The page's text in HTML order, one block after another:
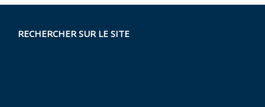
RECHERCHER SUR LE SITE